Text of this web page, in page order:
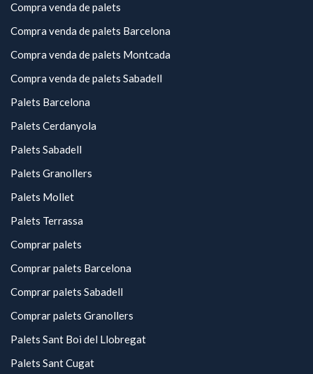
Compra venda de palets
Compra venda de palets Barcelona
Compra venda de palets Montcada
Compra venda de palets Sabadell
Palets Barcelona
Palets Cerdanyola
Palets Sabadell
Palets Granollers
Palets Mollet
Palets Terrassa
Comprar palets
Comprar palets Barcelona
Comprar palets Sabadell
Comprar palets Granollers
Palets Sant Boi del Llobregat
Palets Sant Cugat